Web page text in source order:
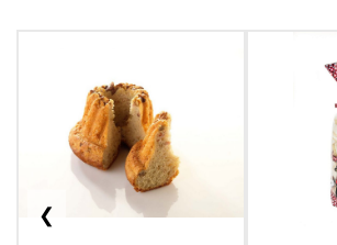
❮